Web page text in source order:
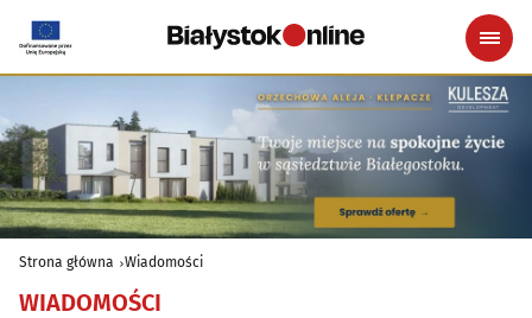
Strona główna Wiadomości
WIADOMOŚCI